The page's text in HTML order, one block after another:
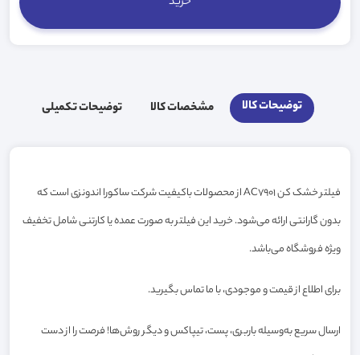
توضیحات کالا مشخصات کالا توضیحات تکمیلی
فیلتر خشک کن AC7901 از محصولات باکیفیت شرکت ساکورا اندونزی است که
بدون گارانتی ارائه می‌شود. خرید این فیلتر به صورت عمده یا کارتنی شامل تخفیف
ویژه فروشگاه می‌باشد.
برای اطلاع از قیمت و موجودی، با ما تماس بگیرید.
ارسال سریع به‌وسیله باربری، پست، تیپاکس و دیگر روش‌ها! فرصت را از دست